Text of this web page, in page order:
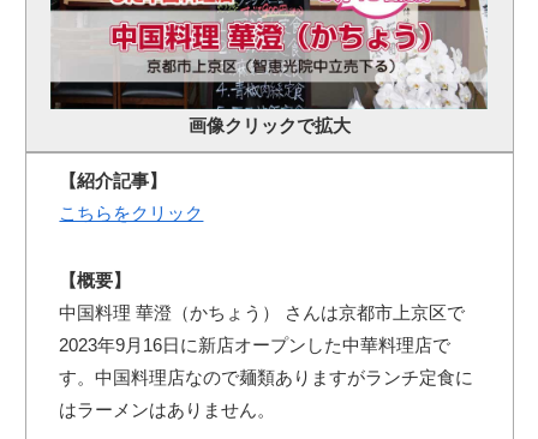
画像クリックで拡大
【紹介記事】
こちらをクリック
【概要】
中国料理 華澄（かちょう） さんは京都市上京区で
2023年9月16日に新店オープンした中華料理店で
す。中国料理店なので麺類ありますがランチ定食に
はラーメンはありません。